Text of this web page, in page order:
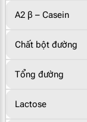
A2 β – Casein
Chất bột đường
Tổng đường
Lactose